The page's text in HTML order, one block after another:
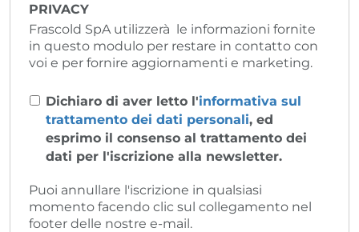
PRIVACY
Frascold SpA utilizzerà le informazioni fornite
in questo modulo per restare in contatto con
voi e per fornire aggiornamenti e marketing.
Dichiaro di aver letto l'informativa sul
trattamento dei dati personali, ed
esprimo il consenso al trattamento dei
dati per l'iscrizione alla newsletter.
Puoi annullare l'iscrizione in qualsiasi
momento facendo clic sul collegamento nel
footer delle nostre e-mail.